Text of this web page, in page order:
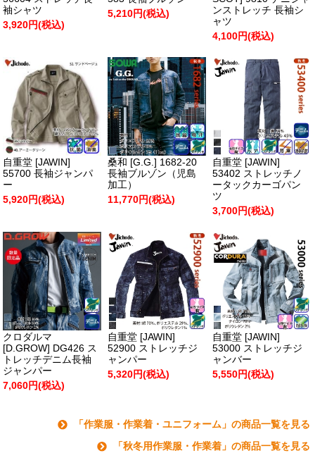
袖シャツ
3,920円(税込)
5,210円(税込)
ンストレッチ 長袖シ
ャツ
4,100円(税込)
自重堂 [JAWIN]
55700 長袖ジャンパ
ー
5,920円(税込)
桑和 [G.G.] 1682-20
長袖ブルゾン（児島
加工）
11,770円(税込)
自重堂 [JAWIN]
53402 ストレッチノ
ータックカーゴパン
ツ
3,700円(税込)
クロダルマ
[D.GROW] DG426 ス
トレッチデニム長袖
ジャンパー
7,060円(税込)
自重堂 [JAWIN]
52900 ストレッチジ
ャンパー
5,320円(税込)
自重堂 [JAWIN]
53000 ストレッチジ
ャンバー
5,550円(税込)
「作業服・作業着・ユニフォーム」の商品一覧を見る
「秋冬用作業服・作業着」の商品一覧を見る